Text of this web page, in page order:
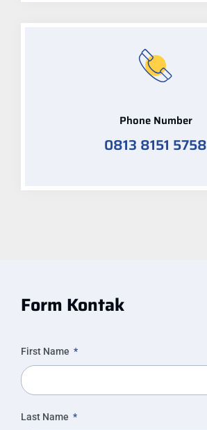
Phone Number
0813 8151 5758
Form Kontak
First Name
Last Name